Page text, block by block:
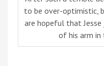
to be over-optimistic,
are hopeful that Jesse
of his arm